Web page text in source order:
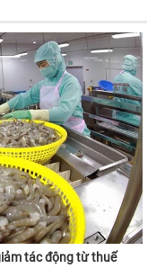
tác động từ thuế